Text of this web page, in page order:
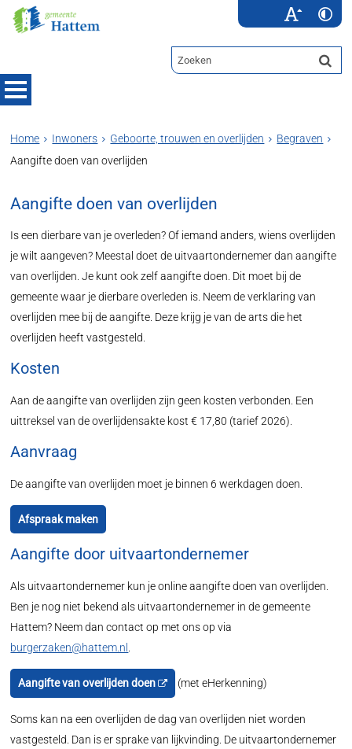
Home Inwoners Geboorte, trouwen en overlijden
Begraven
Aangifte doen van overlijden
Aangifte doen van overlijden
Is een dierbare van je overleden? Of iemand anders, wiens overlijden
je wilt aangeven? Meestal doet de uitvaartondernemer dan aangifte
van overlijden. Je kunt ook zelf aangifte doen. Dit moet bij de
gemeente waar je dierbare overleden is. Neem de verklaring van
overlijden mee bij de aangifte. Deze krijg je van de arts die het
overlijden heeft vastgesteld.
Kosten
Aan de aangifte van overlijden zijn geen kosten verbonden. Een
uittreksel van de overlijdensakte kost € 17,80 (tarief 2026).
Aanvraag
De aangifte van overlijden moet je binnen 6 werkdagen doen.
Afspraak maken
Aangifte door uitvaartondernemer
Als uitvaartondernemer kun je online aangifte doen van overlijden.
Ben je nog niet bekend als uitvaartondernemer in de gemeente
Hattem? Neem dan contact op met ons op via
burgerzaken@hattem.nl
Aangifte van overlijden doen (met eHerkenning)
Soms kan na een overlijden de dag van overlijden niet worden
vastgesteld. Dan is er sprake van lijkvinding. De uitvaartondernemer